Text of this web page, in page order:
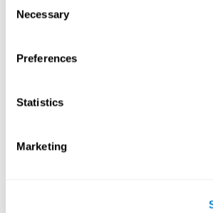
Selection
Necessary
Preferences
Statistics
Marketing
capacité de notre cerveau de modifier et
connexions neuronales afin de s'adapter à la
Lorsque la stimulation que reçoit notre
les capacités cognitives liées à la
favorisés. C'est pourquoi il est important de
cerveau de manière appropriée, car cela
L'entraînement à la compréhension de la